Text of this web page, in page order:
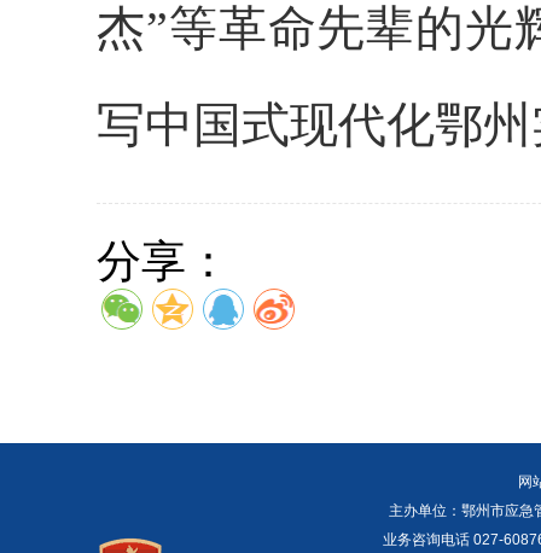
杰”等革命先辈的光
写中国式现代化鄂
分享：
网
主办单位：鄂州市应
业务咨询电话 027-